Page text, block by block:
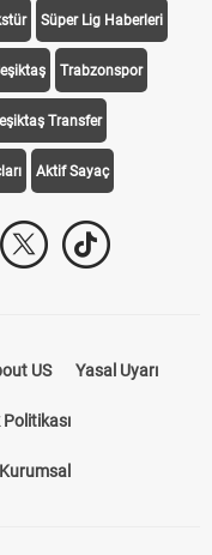
Süper Lig Haberleri
Trabzonspor
Transfer
Aktif Sayaç
US Yasal Uyarı